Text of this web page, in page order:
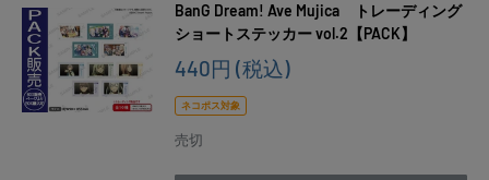
BanG Dream! Ave Mujica トレーディング
ショートステッカー vol.2【PACK】
販
価
格
440円 (税込)
ネコポス対象
売切